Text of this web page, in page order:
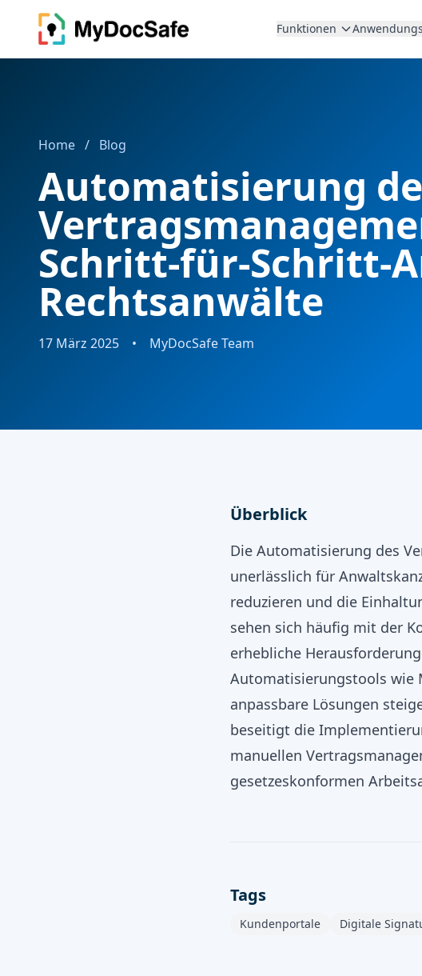
Funktionen
Home / Blog
Automatisierung
Schritt-für-Schritt-
Rechtsanwälte
17 März 2025 • MyDocSafe Team
Überblick
Die Automatisierung des
unerlässlich für
reduzieren und die
sehen sich häufig mit der
erhebliche
Automatisierungstools wie
anpassbare Lösungen
beseitigt die
manuellen
gesetzeskonformen
Tags
Kundenportale Digitale